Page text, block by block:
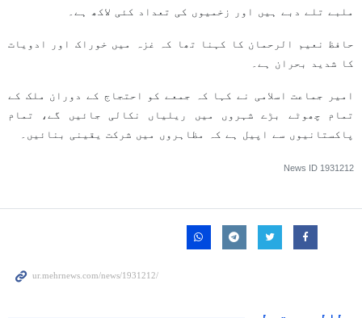
ملبے تلے دبے ہیں اور زخمیوں کی تعداد کئی لاکھ ہے۔
حافظ نعیم الرحمان کا کہنا تھا کہ غزہ میں خوراک اور ادویات
کا شدید بحران ہے۔
امیر جماعت اسلامی نے کہا کہ جمعے کو احتجاج کے دوران ملک کے
تمام چھوٹے بڑے شہروں میں ریلیاں نکالی جائیں گے، تمام
پاکستانیوں سے اپیل ہے کہ مظاہروں میں شرکت یقینی بنائیں۔
News ID 1931212